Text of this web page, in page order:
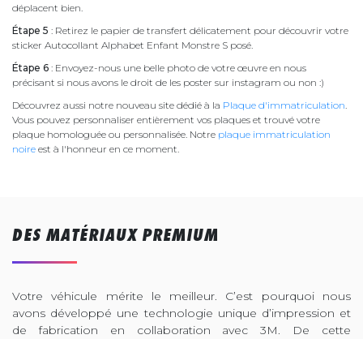
déplacent bien.
Étape 5 : Retirez le papier de transfert délicatement pour découvrir votre
sticker Autocollant Alphabet Enfant Monstre S posé.
Étape 6 : Envoyez-nous une belle photo de votre œuvre en nous
précisant si nous avons le droit de les poster sur instagram ou non :)
Découvrez aussi notre nouveau site dédié à la Plaque d'immatriculation.
Vous pouvez personnaliser entièrement vos plaques et trouvé votre
plaque homologuée ou personnalisée. Notre plaque immatriculation
noire est à l'honneur en ce moment.
DES MATÉRIAUX PREMIUM
Votre véhicule mérite le meilleur. C’est pourquoi nous
avons développé une technologie unique d’impression et
de fabrication en collaboration avec 3M. De cette